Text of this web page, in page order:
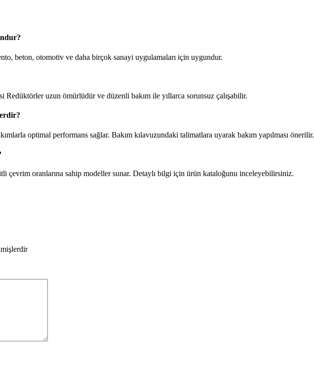
beton, otomotiv ve daha birçok sanayi uygulamaları için uygundur.
uzun ömürlüdür ve düzenli bakım ile yıllarca sorunsuz çalışabilir.
optimal performans sağlar. Bakım kılavuzundaki talimatlara uyarak bakım yapılması önerilir.
çevrim oranlarına sahip modeller sunar. Detaylı bilgi için ürün kataloğunu inceleyebilirsiniz.